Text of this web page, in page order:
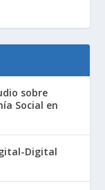
sobre
Social en
Digital